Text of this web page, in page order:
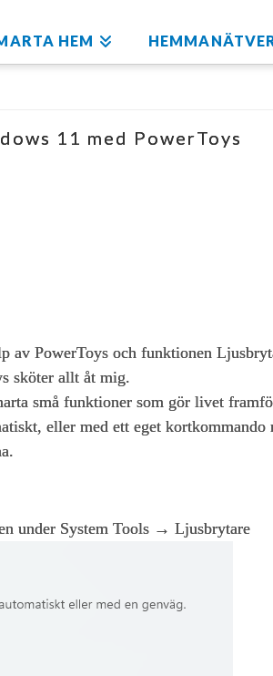
HEM
11 med PowerToys
PowerToys och funktionen
sköter allt åt mig.
små funktioner som gör livet
eller med ett eget
under System Tools → Ljusbrytare